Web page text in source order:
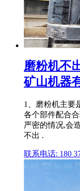
磨粉机不
矿山机器
1、磨粉机主要
各个部件配合
严密的情况,会
不出 .
联系电话: 180